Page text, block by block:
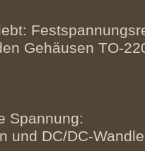
Gehäusen TO-
Spannung:
und DC/DC-